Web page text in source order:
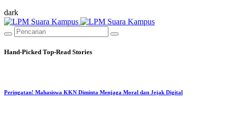
dark
Hand-Picked Top-Read Stories
Peringatan! Mahasiswa KKN Diminta Menjaga Moral dan Jejak Digital